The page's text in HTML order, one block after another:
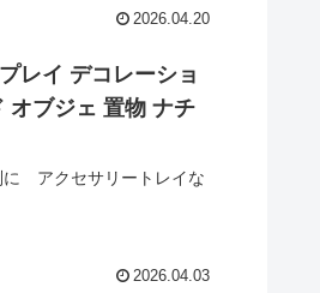
2026.04.20
レイ デコレーショ
オブジェ 置物 ナチ
に アクセサリートレイな
2026.04.03